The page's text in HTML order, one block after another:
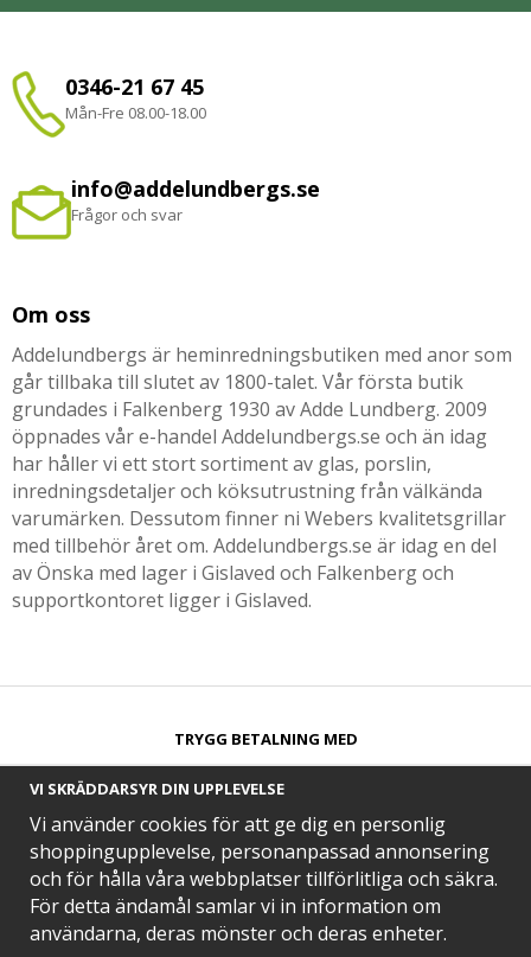
0346-21 67 45
Mån-Fre 08.00-18.00
info@addelundbergs.se
Frågor och svar
Om oss
Addelundbergs är heminredningsbutiken med anor som
går tillbaka till slutet av 1800-talet. Vår första butik
grundades i Falkenberg 1930 av Adde Lundberg. 2009
öppnades vår e-handel Addelundbergs.se och än idag
har håller vi ett stort sortiment av glas, porslin,
inredningsdetaljer och köksutrustning från välkända
varumärken. Dessutom finner ni Webers kvalitetsgrillar
med tillbehör året om. Addelundbergs.se är idag en del
av Önska med lager i Gislaved och Falkenberg och
supportkontoret ligger i Gislaved.
TRYGG BETALNING MED​
SNABB LEVERANS MED
VI SKRÄDDARSYR DIN UPPLEVELSE
Vi använder cookies för att ge dig en personlig
shoppingupplevelse, personanpassad annonsering
och för hålla våra webbplatser tillförlitliga och säkra.
För detta ändamål samlar vi in information om
användarna, deras mönster och deras enheter.